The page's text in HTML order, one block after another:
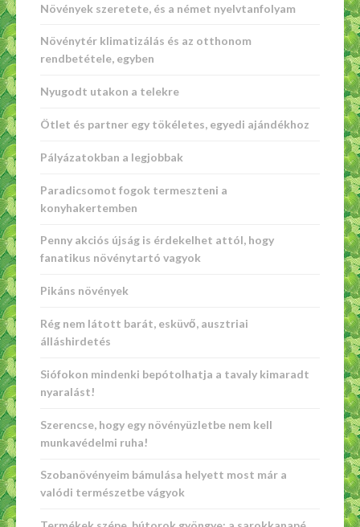
Növények szeretete, és a német nyelvtanfolyam
Növénytér klimatizálás és az otthonom
rendbetétele, egyben
Nyugodt utakon a telekre
Ötlet és partner egy tökéletes, egyedi ajándékhoz
Pályázatokban a legjobbak
Paradicsomot fogok termeszteni a
konyhakertemben
Penny akciós újság is érdekelhet attól, hogy
fanatikus növénytartó vagyok
Pikáns növények
Rég nem látott barát, esküvő, ausztriai
álláshirdetés
Siófokon mindenki bepótolhatja a tavaly kimaradt
nyaralást!
Szerencse, hogy egy növényüzletbe nem kell
munkavédelmi ruha!
Szobanövényeim bámulása helyett most már a
valódi természetbe vágyok